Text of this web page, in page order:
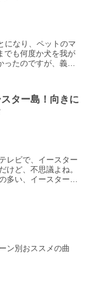
になり、ペットのマ
でも何度か犬を我が
たのですが、義母
ター島！向きに
レビで、イースター
ど、不思議よね。
多い、イースター島
ン別おススメの曲